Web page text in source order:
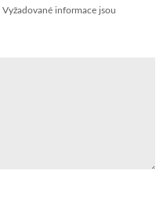
Vyžadované informace jsou